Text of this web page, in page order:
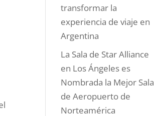
transformar la
experiencia de viaje en
Argentina
La Sala de Star Alliance
en Los Ángeles es
Nombrada la Mejor Sala
de Aeropuerto de
Norteamérica